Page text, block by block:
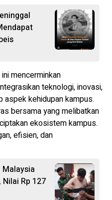
mencerminkan
teknologi, inovasi,
aspek kehidupan kampus.
bersama yang melibatkan
ekosistem kampus.
efisien, dan
Rp 127